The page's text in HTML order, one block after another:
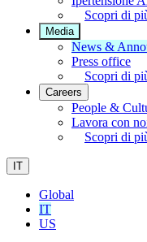
Scopri di
Media
News &
Press office
Scopri di
Careers
People &
Lavora con
Scopri di
IT
Global
IT
US